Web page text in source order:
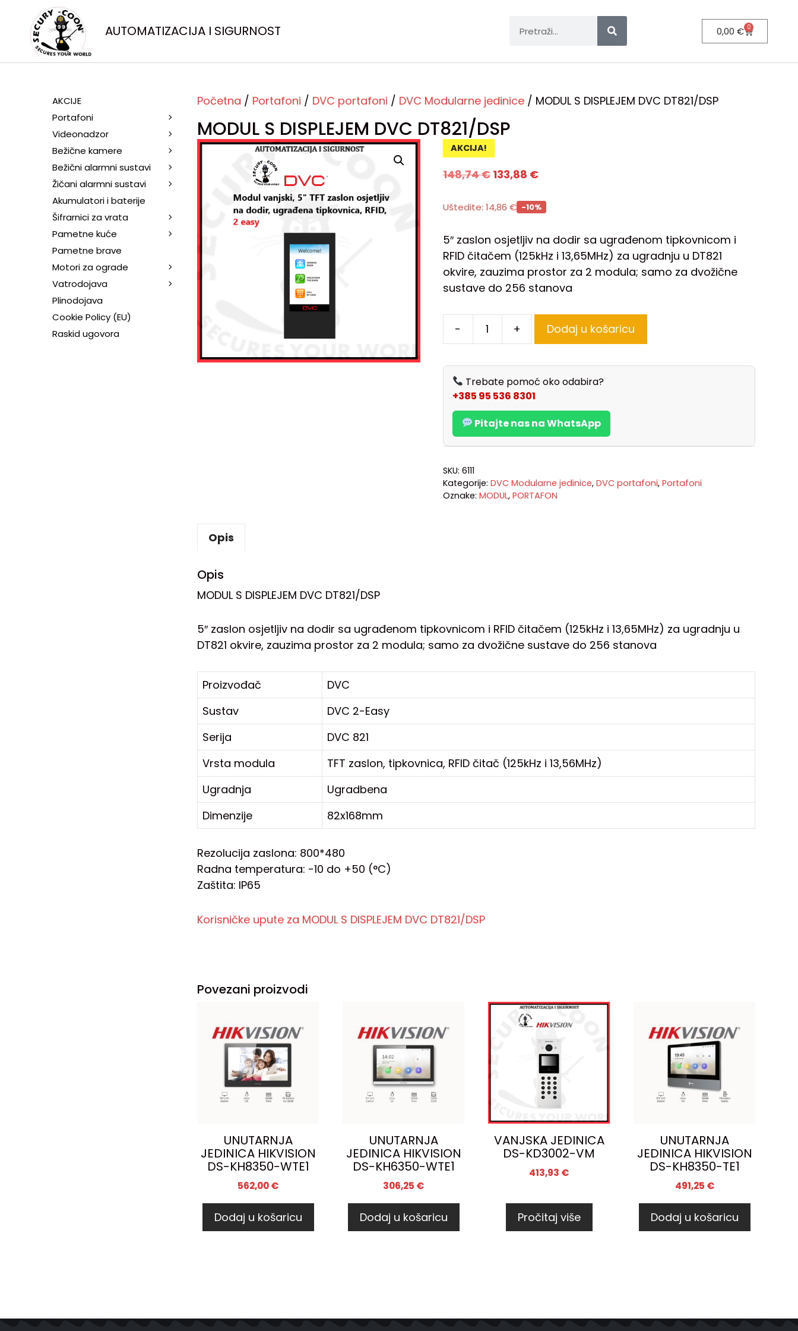
AUTOMATIZACIJA I SIGURNOST 0,00€ 0
Početna / Portafoni / DVC portafoni / DVC Modularne jedinice / MODUL S DISPLEJEM DVC DT821/DSP
MODUL S DISPLEJEM DVC DT821/DSP
AKCIJA!
148,74€ 133,88 €
Uštedite: 14,86 € -10%
5″ zaslon osjetljiv na dodir sa ugrađenom tipkovnicom i
RFID čitačem (125kHz i 13,65MHz) za ugradnju u DT821
okvire, zauzima prostor za 2 modula; samo za dvožične
sustave do 256 stanova
- + Dodaj u košaricu
Trebate pomoć oko odabira?
+385 95 536 8301
Pitajte nas na WhatsApp
SKU: 6111
Kategorije: DVC Modularne jedinice, DVC portafoni, Portafoni
Oznake: MODUL, PORTAFON
Opis
Opis
MODUL S DISPLEJEM DVC DT821/DSP
5″ zaslon osjetljiv na dodir sa ugrađenom tipkovnicom i RFID čitačem (125kHz i 13,65MHz) za ugradnju u
DT821 okvire, zauzima prostor za 2 modula; samo za dvožične sustave do 256 stanova
Proizvođač
DVC
Sustav
DVC 2-Easy
Serija
DVC 821
Vrsta modula
TFT zaslon, tipkovnica, RFID čitač (125kHz i 13,56MHz)
Ugradnja
Ugradbena
Dimenzije
82x168mm
Rezolucija zaslona: 800*480
Radna temperatura: -10 do +50 (°C)
Zaštita: IP65
Korisničke upute za MODUL S DISPLEJEM DVC DT821/DSP
Povezani proizvodi
UNUTARNJA
JEDINICA HIKVISION
DS-KH8350-WTE1
562,00€
Dodaj u košaricu
UNUTARNJA
JEDINICA HIKVISION
DS-KH6350-WTE1
306,25 €
Dodaj u košaricu
VANJSKA JEDINICA
DS-KD3002-VM
413,93 €
Pročitaj više
UNUTARNJA
JEDINICA HIKVISION
DS-KH8350-TE1
491,25 €
Dodaj u košaricu
AKCIJE
Portafoni
Videonadzor
Bežične kamere
Bežični alarmni sustavi
Žičani alarmni sustavi
Akumulatori i baterije
Šifrarnici za vrata
Pametne kuće
Pametne brave
Motori za ograde
Vatrodojava
Plinodojava
Cookie Policy (EU)
Raskid ugovora